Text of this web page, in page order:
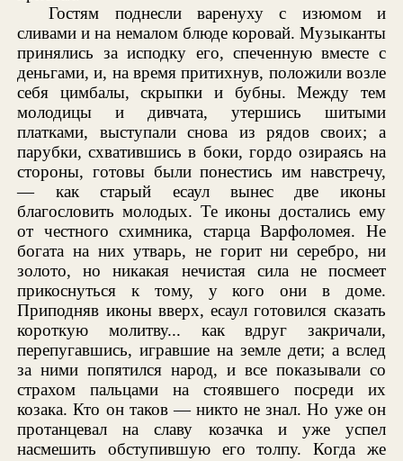
Гостям поднесли варенуху с изюмом и
сливами и на немалом блюде коровай. Музыканты
принялись за исподку его, спеченную вместе с
деньгами, и, на время притихнув, положили возле
себя цимбалы, скрыпки и бубны. Между тем
молодицы и дивчата, утершись шитыми
платками, выступали снова из рядов своих; а
парубки, схватившись в боки, гордо озираясь на
стороны, готовы были понестись им навстречу,
— как старый есаул вынес две иконы
благословить молодых. Те иконы достались ему
от честного схимника, старца Варфоломея. Не
богата на них утварь, не горит ни серебро, ни
золото, но никакая нечистая сила не посмеет
прикоснуться к тому, у кого они в доме.
Приподняв иконы вверх, есаул готовился сказать
короткую молитву... как вдруг закричали,
перепугавшись, игравшие на земле дети; а вслед
за ними попятился народ, и все показывали со
страхом пальцами на стоявшего посреди их
козака. Кто он таков — никто не знал. Но уже он
протанцевал на славу козачка и уже успел
насмешить обступившую его толпу. Когда же